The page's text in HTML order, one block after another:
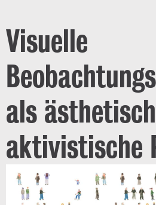
Visuelle
als
aktivistische